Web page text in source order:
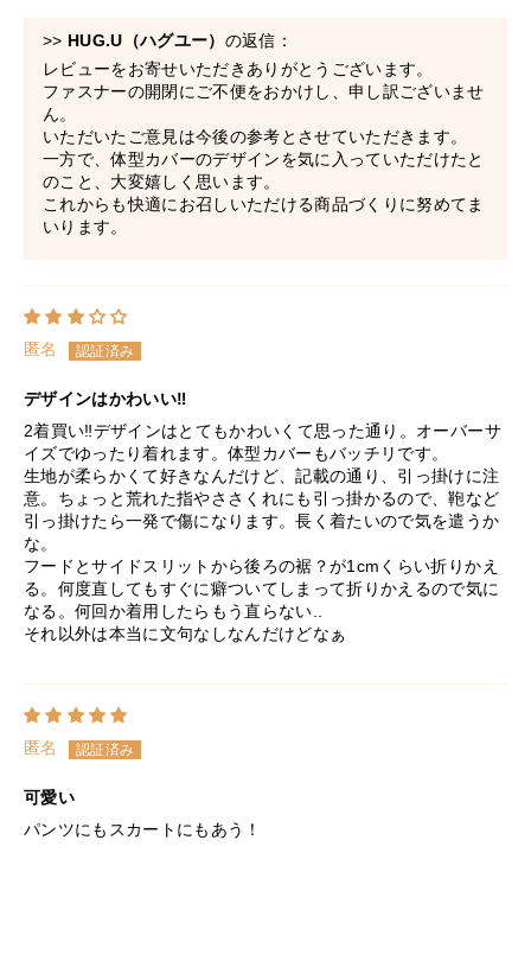
>> HUG.U（ハグユー） の返信：
レビューをお寄せいただきありがとうございます。
ファスナーの開閉にご不便をおかけし、申し訳ございませ
ん。
いただいたご意見は今後の参考とさせていただきます。
一方で、体型カバーのデザインを気に入っていただけたと
のこと、大変嬉しく思います。
これからも快適にお召しいただける商品づくりに努めてま
いります。
匿名
デザインはかわいい‼︎
2着買い‼︎デザインはとてもかわいくて思った通り。オーバーサ
イズでゆったり着れます。体型カバーもバッチリです。
生地が柔らかくて好きなんだけど、記載の通り、引っ掛けに注
意。ちょっと荒れた指やささくれにも引っ掛かるので、鞄など
引っ掛けたら一発で傷になります。長く着たいので気を遣うか
な。
フードとサイドスリットから後ろの裾？が1cmくらい折りかえ
る。何度直してもすぐに癖ついてしまって折りかえるので気に
なる。何回か着用したらもう直らない..
それ以外は本当に文句なしなんだけどなぁ
匿名
可愛い
パンツにもスカートにもあう！